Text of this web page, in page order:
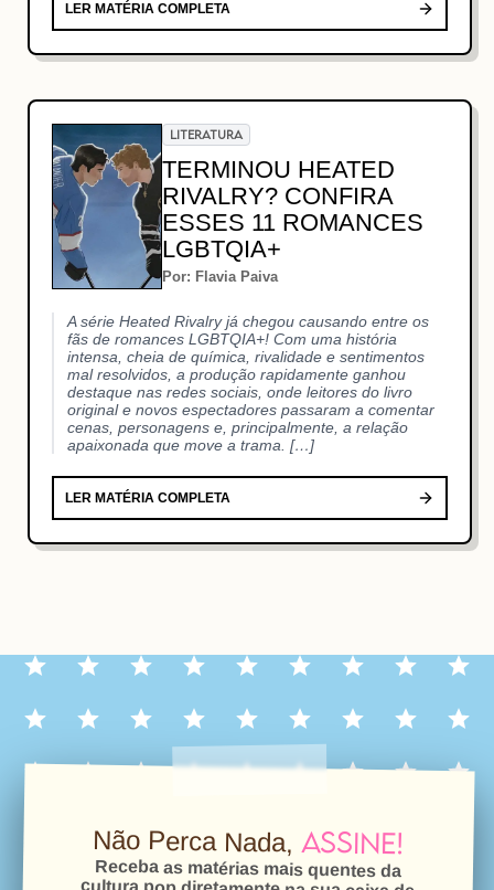
LER MATÉRIA COMPLETA
LITERATURA
TERMINOU HEATED
RIVALRY? CONFIRA
ESSES 11 ROMANCES
LGBTQIA+
Por: Flavia Paiva
A série Heated Rivalry já chegou causando entre os
fãs de romances LGBTQIA+! Com uma história
intensa, cheia de química, rivalidade e sentimentos
mal resolvidos, a produção rapidamente ganhou
destaque nas redes sociais, onde leitores do livro
original e novos espectadores passaram a comentar
cenas, personagens e, principalmente, a relação
apaixonada que move a trama. […]
LER MATÉRIA COMPLETA
Não Perca Nada, Assine!
Receba as matérias mais quentes da
cultura pop diretamente na sua caixa de